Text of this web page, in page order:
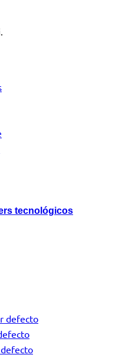
tecnológicos
defecto